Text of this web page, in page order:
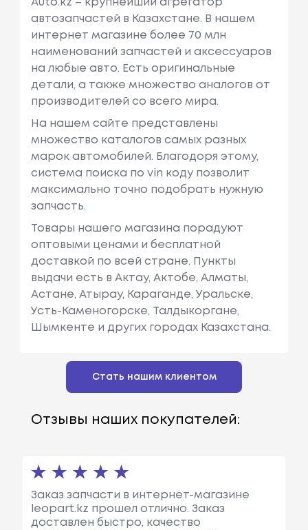
Auto.kz – крупнейший агрегатор
автозапчастей в Казахстане. В нашем
интернет магазине более 70 млн
наименований запчастей и аксессуаров
на любые авто. Есть оригинальные
детали, а также множество аналогов от
производителей со всего мира.
На нашем сайте представлены
множество каталогов самых разных
марок автомобилей. Благодоря этому,
система поиска по vin коду позволит
максимально точно подобрать нужную
запчасть.
Товары нашего магазина порадуют
оптовыми ценами и бесплатной
доставкой по всей стране. Пункты
выдачи есть в Актау, Актобе, Алматы,
Астане, Атырау, Караганде, Уральске,
Усть-Каменогорске, Талдыкоргане,
Шымкенте и других городах Казахстана.
Стать нашим клиентом
Отзывы наших покупателей:
Заказ запчасти в интернет-магазине
leopart.kz прошел отлично. Заказ
доставлен быстро, качество